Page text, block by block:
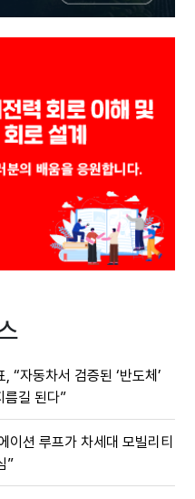
“자동차서 검증된 ‘반도체’
름길 된다”
이션 루프가 차세대 모빌리티
”